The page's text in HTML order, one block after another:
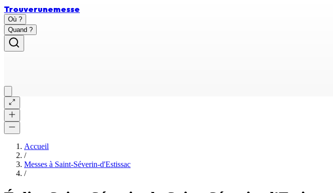
Trouverunemesse
Où ?
Quand ?
Accueil
/
Messes à Saint-Séverin-d'Estissac
/